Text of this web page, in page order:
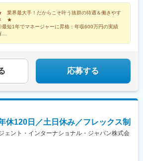
松山市／高知市・九州エリア：福岡市／糟屋
／久留米市／佐賀市／長崎市／熊本市／大分
市／沖縄市※受動喫煙防止対策：敷地内禁煙※
イク、自転車などの通勤OK ※地域による※担
自宅へ訪問していただきます。※ご希望をお伺
西宮駅、奈良駅、六十谷駅、新宮駅、鳥取駅、
、東福山駅、比治山橋駅、幡生駅、阿波富田
)、道後公園駅、知寄町二丁目駅、吉塚駅、柚須
久留米駅、佐賀駅、茂里町駅、健軍町駅、大
館通駅、古島駅、南平岸駅、新津田沼駅、志
)、新大宮駅、南区役所前駅、道後温泉駅、馬出
木屋瀬駅、スタジアムシティノース駅、いづろ
の内駅(富山県)、呼続駅、市役所前駅(広島県)、
業界最大手！だからこそ叶う抜群の待遇＆働きやす
★
短1年でマネージャーに昇格：年収600万円の実績
応募する
休120日／土日休み／フレックス制
ェント・インターナショナル・ジャパン株式会